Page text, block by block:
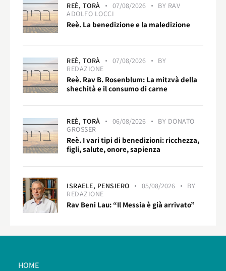
REÈ, TORÀ 07/08/2026 BY RAV
ADOLFO LOCCI
Reè. La benedizione e la maledizione
REÈ, TORÀ 07/08/2026
BY
REDAZIONE
Reè. Rav B. Rosenblum: La mitzvà della
shechità e il consumo di carne
REÈ, TORÀ 06/08/2026 BY DONATO
GROSSER
Reè. I vari tipi di benedizioni: ricchezza,
figli, salute, onore, sapienza
ISRAELE, PENSIERO 05/08/2026
BY
REDAZIONE
Rav Beni Lau: “Il Messia è già arrivato”
HOME